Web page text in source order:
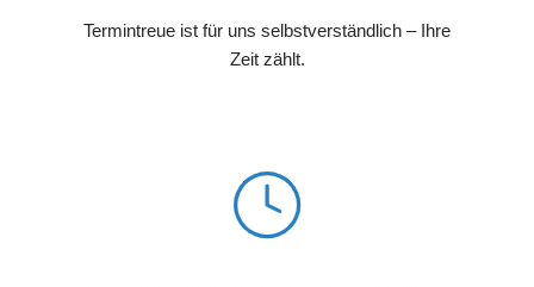
Termintreue ist für uns selbstverständlich – Ihre
Zeit zählt.